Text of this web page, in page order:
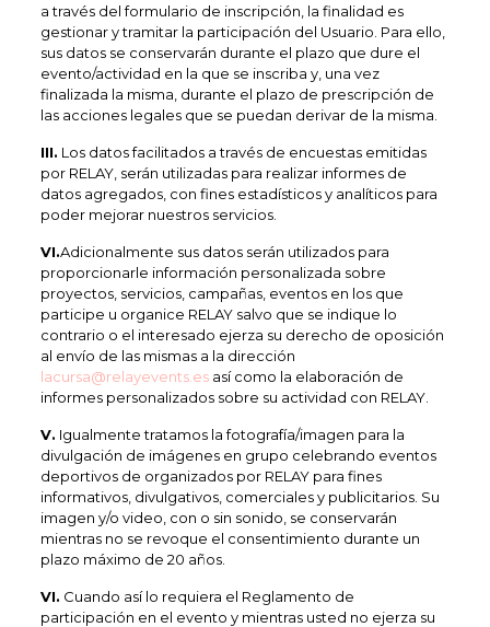
a través del formulario de inscripción, la finalidad es
gestionar y tramitar la participación del Usuario. Para ello,
sus datos se conservarán durante el plazo que dure el
evento/actividad en la que se inscriba y, una vez
finalizada la misma, durante el plazo de prescripción de
las acciones legales que se puedan derivar de la misma.
III. Los datos facilitados a través de encuestas emitidas
por RELAY, serán utilizadas para realizar informes de
datos agregados, con fines estadísticos y analíticos para
poder mejorar nuestros servicios.
VI.Adicionalmente sus datos serán utilizados para
proporcionarle información personalizada sobre
proyectos, servicios, campañas, eventos en los que
participe u organice RELAY salvo que se indique lo
contrario o el interesado ejerza su derecho de oposición
al envío de las mismas a la dirección
lacursa@relayevents.esasí como la elaboración de
informes personalizados sobre su actividad con RELAY.
V. Igualmente tratamos la fotografía/imagen para la
divulgación de imágenes en grupo celebrando eventos
deportivos de organizados por RELAY para fines
informativos, divulgativos, comerciales y publicitarios. Su
imagen y/o video, con o sin sonido, se conservarán
mientras no se revoque el consentimiento durante un
plazo máximo de 20 años.
VI. Cuando así lo requiera el Reglamento de
participación en el evento y mientras usted no ejerza su